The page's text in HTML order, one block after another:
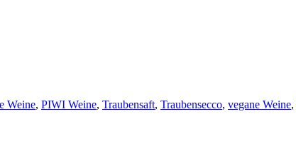
Weine, PIWI Weine, Traubensaft, Traubensecco, vegane Weine,